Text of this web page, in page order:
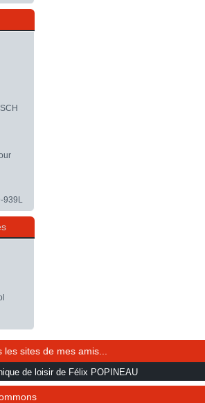
939L
sites de mes amis...
de loisir de Félix POPINEAU